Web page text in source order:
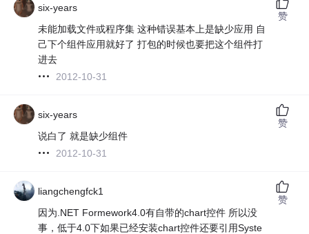
six-years
未能加载文件或程序集 这种错误基本上是缺少应用 自
己下个组件应用就好了 打包的时候也要把这个组件打
进去
2012-10-31
赞
six-years
说白了 就是缺少组件
2012-10-31
赞
liangchengfck1
因为.NET Formework4.0有自带的chart控件 所以没
事，低于4.0下如果已经安装chart控件还要引用Syste
赞